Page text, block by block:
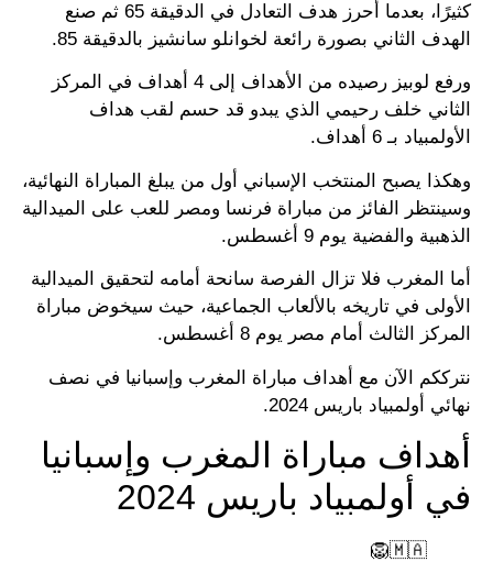
كثيرًا، بعدما أحرز هدف التعادل في الدقيقة 65 ثم صنع
الهدف الثاني بصورة رائعة لخوانلو سانشيز بالدقيقة 85.
ورفع لوبيز رصيده من الأهداف إلى 4 أهداف في المركز
الثاني خلف رحيمي الذي يبدو قد حسم لقب هداف
الأولمبياد بـ 6 أهداف.
وهكذا يصبح المنتخب الإسباني أول من يبلغ المباراة النهائية،
وسينتظر الفائز من مباراة فرنسا ومصر للعب على الميدالية
الذهبية والفضية يوم 9 أغسطس.
أما المغرب فلا تزال الفرصة سانحة أمامه لتحقيق الميدالية
الأولى في تاريخه بالألعاب الجماعية، حيث سيخوض مباراة
المركز الثالث أمام مصر يوم 8 أغسطس.
نترككم الآن مع أهداف مباراة المغرب وإسبانيا في نصف
نهائي أولمبياد باريس 2024.
أهداف مباراة المغرب وإسبانيا
في أولمبياد باريس 2024
🇲🇦🦁